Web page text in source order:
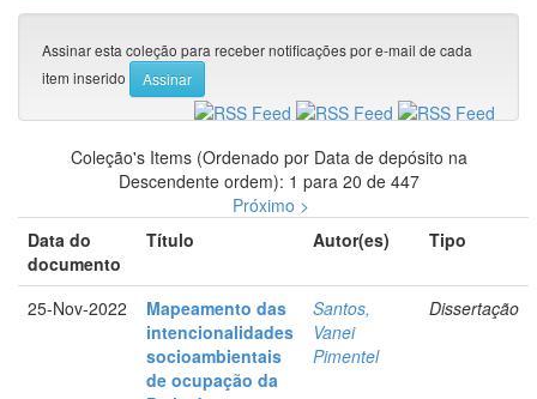
Assinar esta coleção para receber notificações por e-mail de cada
item inserido
Coleção's Items (Ordenado por Data de depósito na
Descendente ordem): 1 para 20 de 447
Próximo >
Data do
documento
Título Autor(es) Tipo
25-Nov-2022
Mapeamento das
intencionalidades
socioambientais
de ocupação da
Santos,
Vanei
Pimentel
Dissertação